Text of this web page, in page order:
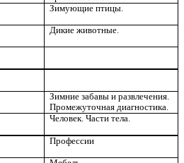
Зимующие птицы.
Дикие животные.
Зимние забавы и развлечения.
Промежуточная диагностика.
Человек. Части тела.
Профессии